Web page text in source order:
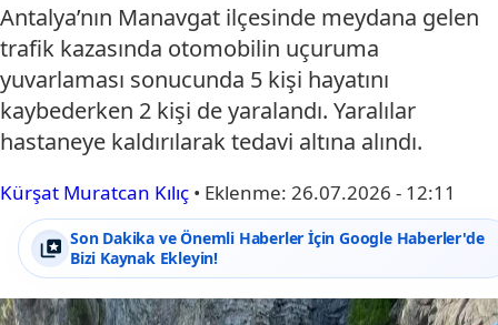
Antalya’nın Manavgat ilçesinde meydana gelen
trafik kazasında otomobilin uçuruma
yuvarlaması sonucunda 5 kişi hayatını
kaybederken 2 kişi de yaralandı. Yaralılar
hastaneye kaldırılarak tedavi altına alındı.
Kürşat Muratcan Kılıç • Eklenme: 26.07.2026 - 12:11
Son Dakika ve Önemli Haberler İçin Google Haberler'de
Bizi Kaynak Ekleyin!